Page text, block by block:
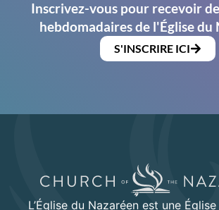
Inscrivez-vous pour recevoir
hebdomadaires de l'Église du
S'INSCRIRE ICI
L’Église du Nazaréen est une